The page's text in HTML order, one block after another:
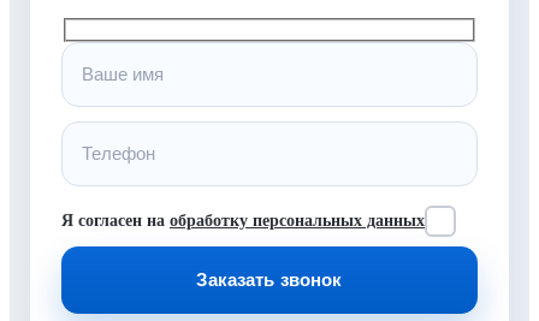
Я согласен на обработку персональных данных